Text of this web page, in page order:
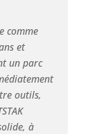
comme
et
un parc
outils,
à